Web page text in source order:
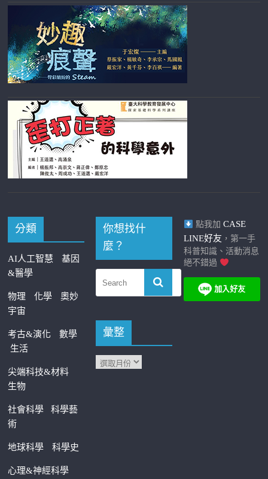
分類
AI人工智慧
基因
&醫學
物理 化學
奧妙
宇宙
考古&演化
數學
生活
尖端科技&材料
生物
社會科學科學藝
術
地球科學 科學史
心理&神經科學
你想找什
麼？
彙整
點我加 CASE
LINE好友 ，第一手
科普知識、活動消息
絕不錯過